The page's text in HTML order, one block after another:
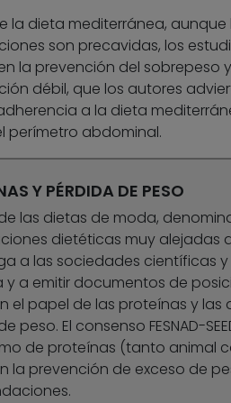
la dieta mediterránea,
son precavidas, los
la prevención del sobrepeso
débil, que los autores
a la dieta
perímetro abdominal.
Y PÉRDIDA DE PESO
las dietas de moda,
dietéticas muy alejadas
a las sociedades científicas
y a emitir documentos de
el papel de las proteínas y las
peso. El consenso FESNAD-
de proteínas (tanto animal
la prevención de exceso de